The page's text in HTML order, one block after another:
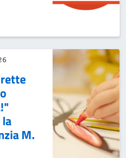
- VOUCHER "IO STUDIO"
M.